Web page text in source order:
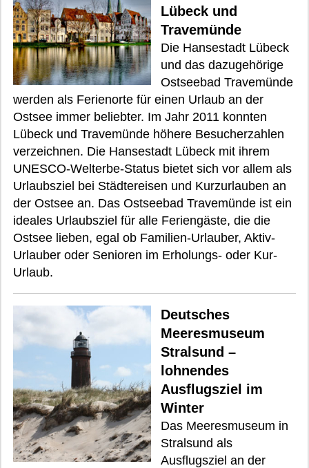
Lübeck und
Travemünde
Die Hansestadt Lübeck
und das dazugehörige
Ostseebad Travemünde
werden als Ferienorte für einen Urlaub an der
Ostsee immer beliebter. Im Jahr 2011 konnten
Lübeck und Travemünde höhere Besucherzahlen
verzeichnen. Die Hansestadt Lübeck mit ihrem
UNESCO-Welterbe-Status bietet sich vor allem als
Urlaubsziel bei Städtereisen und Kurzurlauben an
der Ostsee an. Das Ostseebad Travemünde ist ein
ideales Urlaubsziel für alle Feriengäste, die die
Ostsee lieben, egal ob Familien-Urlauber, Aktiv-
Urlauber oder Senioren im Erholungs- oder Kur-
Urlaub.
Deutsches
Meeresmuseum
Stralsund –
lohnendes
Ausflugsziel im
Winter
Das Meeresmuseum in
Stralsund als
Ausflugsziel an der